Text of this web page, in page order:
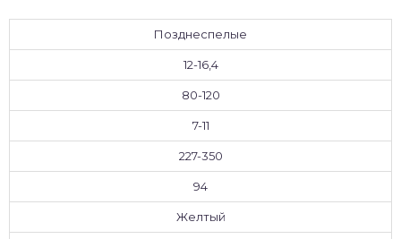
Позднеспелые
12-16,4
80-120
7-11
227-350
94
Желтый